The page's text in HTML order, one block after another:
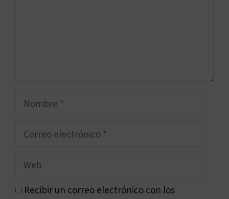
Nombre
Correo
Web
Recibir un correo electrónico con los